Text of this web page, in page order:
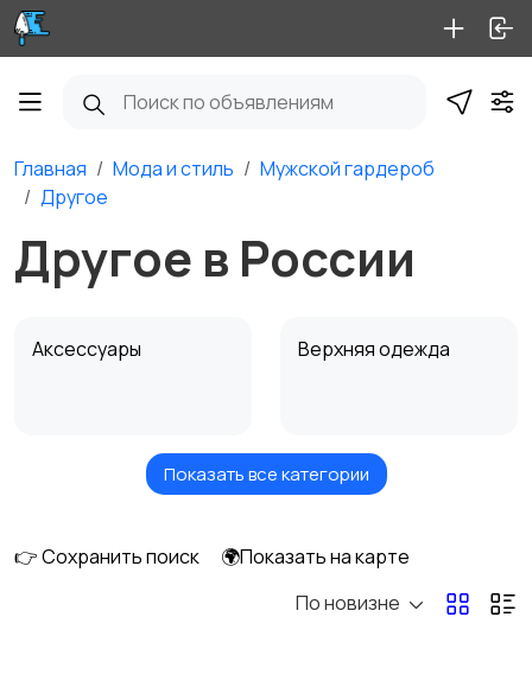
Главная Мода и стиль
Мужской гардероб
Другое
Другое в России
Аксессуары Верхняя одежда
Головные уборы Домашняя одежда
Показать все категории
👉 Сохранить поиск
🌍Показать на карте
По новизне